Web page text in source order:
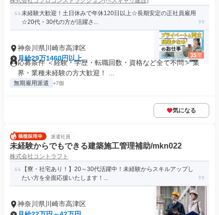
未経験大歓迎！土日休みで年休120日以上☆長期安定の正社員雇用
☆20代・30代の方が活躍さ...
神奈川県川崎市高津区
月給29万1460円以上
応募条件 ＜経験・学歴・転職回数・資格など全て不問＞ 業
界・業種未経験の方大歓迎！ ...
無期雇用派遣 +7個
気になる
派遣社員
未経験からでもできる建築施工管理補助/mkn022
株式会社コントラフト
【寮・社宅あり！】20～30代活躍中！未経験からスキルアップし
たい方を全面応援いたします！...
神奈川県川崎市高津区